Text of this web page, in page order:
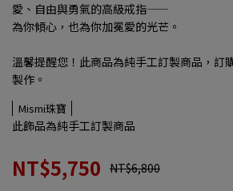
愛、自由與勇氣的高級戒指——
為你傾心，也為你加冕愛的光芒。
溫馨提醒您！此商品為純手工訂製商品，訂
製作。
Mismi珠寶
此飾品為純手工訂製商品
NT$5,750 NT$6,800